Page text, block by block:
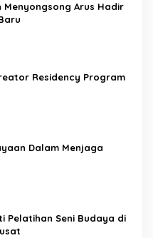
Menyongsong Arus Hadir
Residency Program
Dalam Menjaga
Pelatihan Seni Budaya di